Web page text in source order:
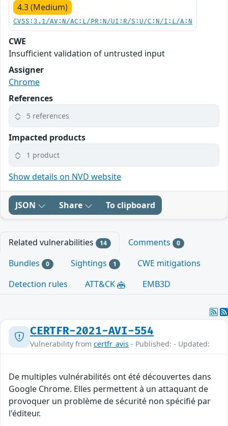
4.3 (Medium)
CVSS:3.1/AV:N/AC:L/PR:N/UI:R/S:U/C:N/I:L/A:N
CWE
Insufficient validation of untrusted input
Assigner
Chrome
References
5 references
Impacted products
1 product
Show details on NVD website
JSON Share To clipboard
Related vulnerabilities 14 Comments 0
Bundles 0 Sightings 1
CWE mitigations
Detection rules
ATT&CK EMB3D
CERTFR-2021-AVI-554
Vulnerability from certfr_avis - Published: - Updated:
De multiples vulnérabilités ont été découvertes dans
Google Chrome. Elles permettent à un attaquant de
provoquer un problème de sécurité non spécifié par
l'éditeur.